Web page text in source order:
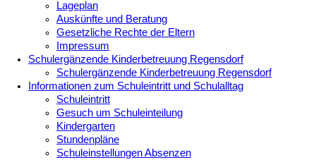
Lageplan
Auskünfte und Beratung
Gesetzliche Rechte der Eltern
Impressum
Schulergänzende Kinderbetreuung Regensdorf
Schulergänzende Kinderbetreuung Regensdorf
Informationen zum Schuleintritt und Schulalltag
Schuleintritt
Gesuch um Schuleinteilung
Kindergarten
Stundenpläne
Schuleinstellungen Absenzen